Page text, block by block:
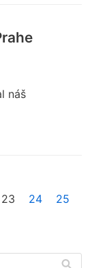
náš
23 24 25